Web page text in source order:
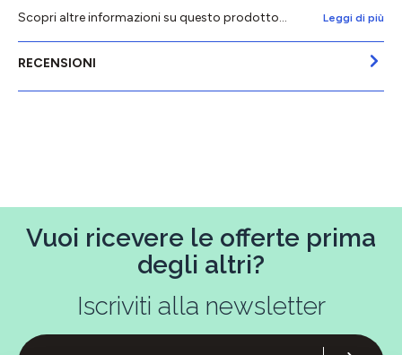
Scopri altre informazioni su questo prodotto...
Leggi di più
RECENSIONI
Vuoi ricevere le offerte prima
degli altri?
Iscriviti alla newsletter